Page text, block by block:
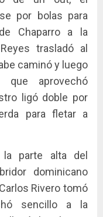
por bolas para
Chaparro a la
trasladó al
caminó y luego
que aprovechó
ligó doble por
para fletar a
la parte alta del
dominicano
Rivero tomó
sencillo a la